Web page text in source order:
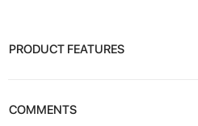
PRODUCT FEATURES
COMMENTS